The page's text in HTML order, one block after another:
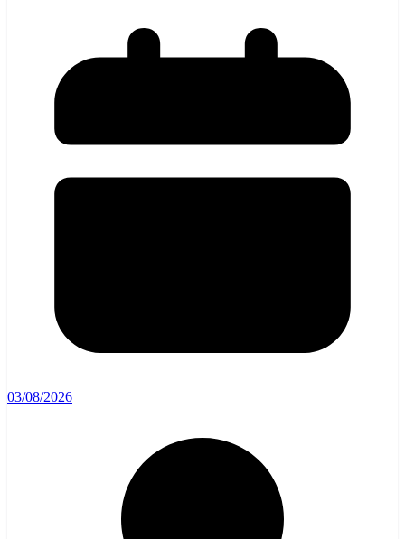
03/08/2026